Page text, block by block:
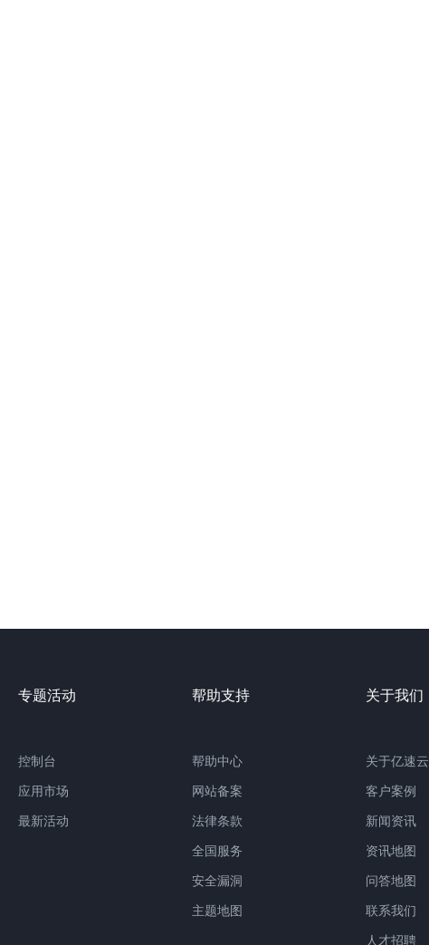
专题活动
控制台
应用市场
最新活动
帮助支持
帮助中心
网站备案
法律条款
全国服务
安全漏洞
主题地图
关于我们
关于亿速云
客户案例
新闻资讯
资讯地图
问答地图
联系我们
人才招聘